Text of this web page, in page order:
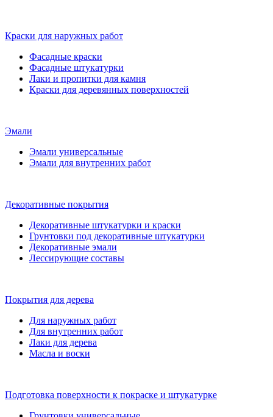
Краски для наружных работ
Фасадные краски
Фасадные штукатурки
Лаки и пропитки для камня
Краски для деревянных поверхностей
Эмали
Эмали универсальные
Эмали для внутренних работ
Декоративные покрытия
Декоративные штукатурки и краски
Грунтовки под декоративные штукатурки
Декоративные эмали
Лессирующие составы
Покрытия для дерева
Для наружных работ
Для внутренних работ
Лаки для дерева
Масла и воски
Подготовка поверхности к покраске и штукатурке